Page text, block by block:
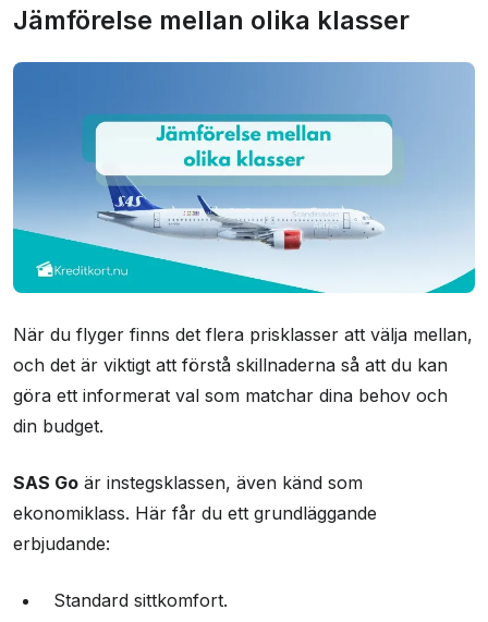
Jämförelse mellan olika klasser
När du flyger finns det flera prisklasser att välja mellan,
och det är viktigt att förstå skillnaderna så att du kan
göra ett informerat val som matchar dina behov och
din budget.
SAS Go är instegsklassen, även känd som
ekonomiklass. Här får du ett grundläggande
erbjudande:
Standard sittkomfort.